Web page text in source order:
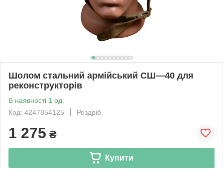
Шолом стальний армійський СШ—40 для
реконструкторів
В наявності 1 од.
Код: 4247854125
Роздріб
1 275 ₴
Купити